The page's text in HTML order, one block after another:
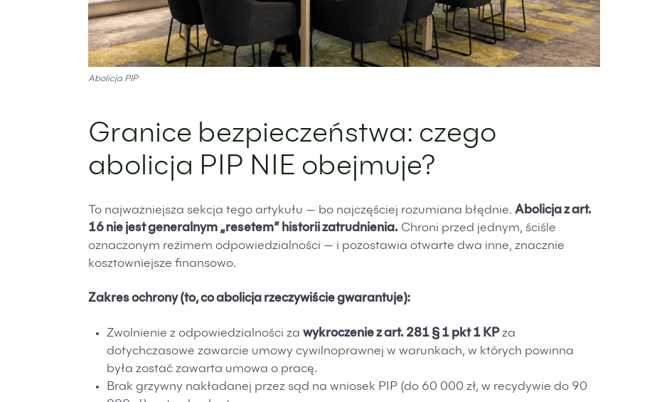
Abolicja PIP
Granice bezpieczeństwa: czego
abolicja PIP NIE obejmuje?
To najważniejsza sekcja tego artykułu — bo najczęściej rozumiana błędnie. Abolicja z art.
16 nie jest generalnym „resetem” historii zatrudnienia. Chroni przed jednym, ściśle
oznaczonym reżimem odpowiedzialności — i pozostawia otwarte dwa inne, znacznie
kosztowniejsze finansowo.
Zakres ochrony (to, co abolicja rzeczywiście gwarantuje):
Zwolnienie z odpowiedzialności za wykroczenie z art. 281 § 1 pkt 1 KPza
dotychczasowe zawarcie umowy cywilnoprawnej w warunkach, w których powinna
była zostać zawarta umowa o pracę.
Brak grzywny nakładanej przez sąd na wniosek PIP (do 60 000 zł, w recydywie do 90